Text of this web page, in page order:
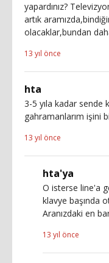
yapardınız?
artık
olacaklar,bundan
13 yıl önce
hta
3-5 yıla kadar sende
gahramanlarım işini
13 yıl önce
hta'ya
O isterse line'a
klavye başında
Aranızdaki en
13 yıl önce